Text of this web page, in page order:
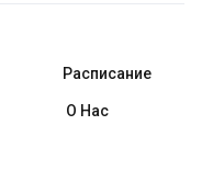
Расписание
О Нас